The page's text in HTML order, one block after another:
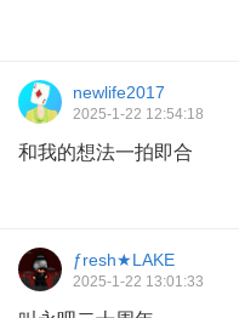
newlife2017
2025-1-22 12:54:18
和我的想法一拍即合
ƒresh★LAKE
2025-1-22 13:01:33